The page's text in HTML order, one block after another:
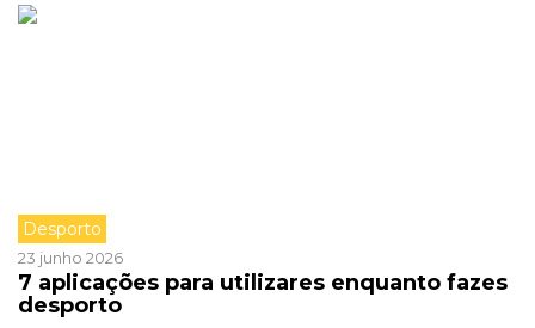
Desporto
23 junho 2026
7 aplicações para utilizares enquanto fazes
desporto